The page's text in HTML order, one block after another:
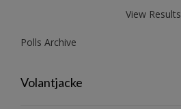
View Results
Polls Archive
Volantjacke